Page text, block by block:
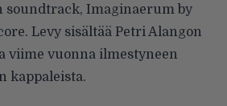
soundtrack, Imaginaerum by
Levy sisältää Petri Alangon
viime vuonna ilmestyneen
kappaleista.